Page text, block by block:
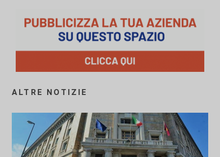
ALTRE NOTIZIE